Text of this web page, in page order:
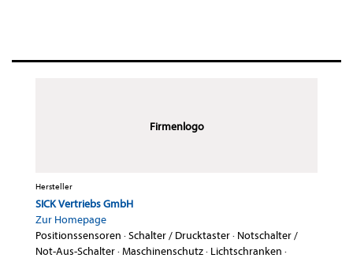
Firmenlogo
Hersteller
SICK Vertriebs GmbH
Zur Homepage
Positionssensoren ·Schalter / Drucktaster· Notschalter /
Not-Aus-Schalter·Maschinenschutz· Lichtschranken ·